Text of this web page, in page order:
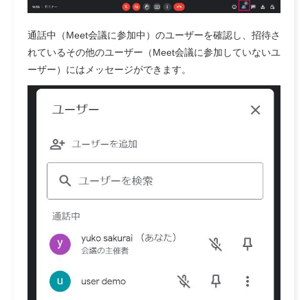
通話中 （Meet会議に参加中）のユーザーを確認し、 招待さ
れているその他のユーザー （Meet会議に参加していないユ
ーザー）にはメッセージができます。